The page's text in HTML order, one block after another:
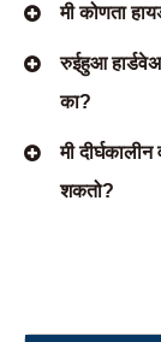
मी कोणता
रुईहुआ
का?
मी
शकतो?